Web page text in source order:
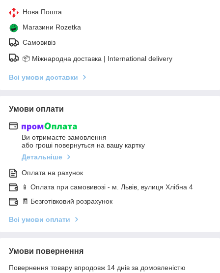
Нова Пошта
Магазини Rozetka
Самовивіз
📦 Міжнародна доставка | International delivery
Всі умови доставки
Умови оплати
Ви отримаєте замовлення
або гроші повернуться на вашу картку
Детальніше
Оплата на рахунок
📱 Оплата при самовивозі - м. Львів, вулиця Хлібна 4
🧾 Безготівковий розрахунок
Всі умови оплати
Умови повернення
Повернення товару впродовж 14 днів за домовленістю